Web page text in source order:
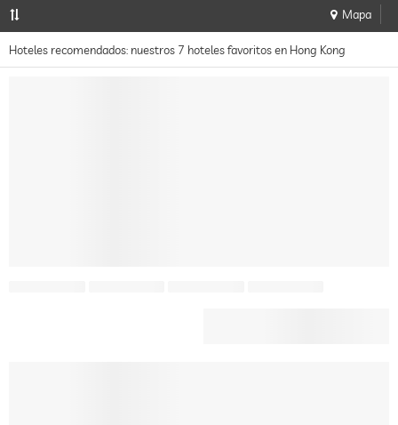
Mapa
Hoteles recomendados: nuestros 7 hoteles favoritos en Hong Kong